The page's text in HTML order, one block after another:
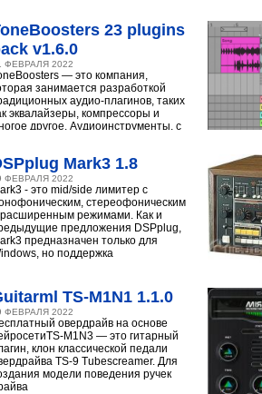
23 plugins
v1.6.0
ФЕВРАЛЯ 2022
— это компания,
занимается разработкой
аудио-плагинов, таких
эквалайзеры, компрессоры и
другое. Аудиоинструменты, с
Mark3 1.8
ФЕВРАЛЯ 2022
- это mid/side лимитер с
стереофоническим
режимами. Как и
предложения DSPplug,
предназначен только для
но поддержка
TS-M1N1 1.1.0
ФЕВРАЛЯ 2022
овердрайв на основе
M1N3 — это гитарный
клон классической педали
TS-9 Tubescreamer. Для
модели поведения ручек